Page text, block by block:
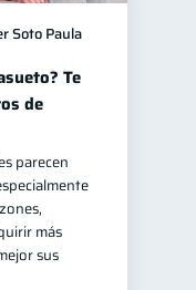
8
Soto Paula
Te
de
parecen
más
sus